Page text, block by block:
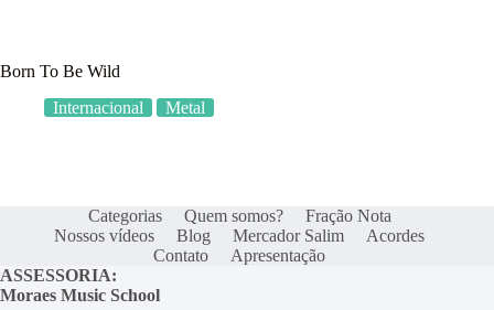
Born To Be Wild
Internacional
Metal
Categorias Quem somos?
Fração Nota
Nossos vídeos
Blog Mercador Salim
Acordes
Contato
Apresentação
ASSESSORIA:
Moraes Music School